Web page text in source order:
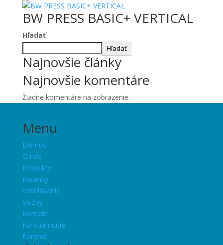
BW PRESS BASIC+ VERTICAL
Hľadať
Hľadať
Najnovšie články
Najnovšie komentáre
Žiadne komentáre na zobrazenie.
Menu
Domov
O nás
Produkty
Novinky
Vzdelávanie
Služby
Kontakt
Na stiahnutie
Partneri